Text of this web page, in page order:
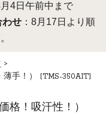
4日午前中まで
わせ：8月17日より順
手！） [TMS-350AIT]
格！吸汗性！）